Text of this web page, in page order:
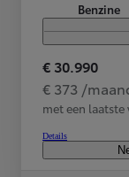
Benzine
€ 30.990
€ 373 /
met een
Details